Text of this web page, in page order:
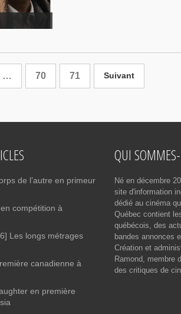
… 70 71 Suivant
de l’autre en primeur
compétition à
Les longs métrages
canadienne à
en première
QUI
Né en décembre
site d'information
dédié au cinéma
Québec contient
québécois, des
bandes annonces
Création et
Ramond, membre
des critiques de